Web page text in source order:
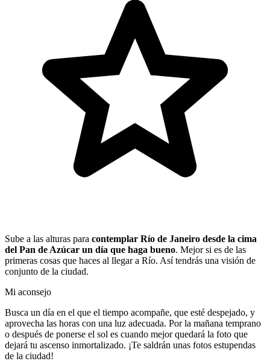
Sube a las alturas para contemplar Río de Janeiro desde la cima
del Pan de Azúcar un día que haga bueno. Mejor si es de las
primeras cosas que haces al llegar a Río. Así tendrás una visión de
conjunto de la ciudad.
Mi aconsejo
Busca un día en el que el tiempo acompañe, que esté despejado, y
aprovecha las horas con una luz adecuada. Por la mañana temprano
o después de ponerse el sol es cuando mejor quedará la foto que
dejará tu ascenso inmortalizado. ¡Te saldrán unas fotos estupendas
de la ciudad!